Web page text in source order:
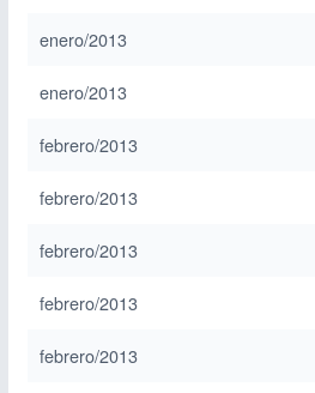
enero/2013
enero/2013
febrero/2013
febrero/2013
febrero/2013
febrero/2013
febrero/2013